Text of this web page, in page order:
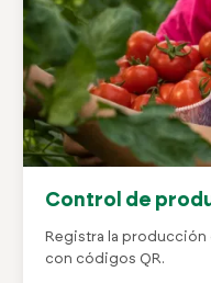
Control de
Registra la producción
con códigos QR.